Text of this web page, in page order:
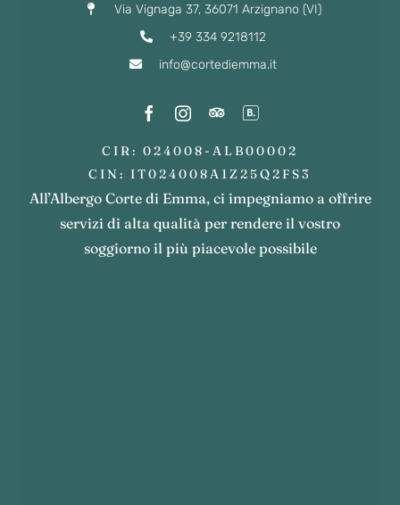
Via Vignaga 37, 36071 Arzignano (VI)
+39 334 9218112
info@cortediemma.it
CIR: 024008-ALB00002
CIN: IT024008A1Z25Q2FS3
All’Albergo Corte di Emma, ci impegniamo a offrire
servizi di alta qualità per rendere il vostro
soggiorno il più piacevole possibile